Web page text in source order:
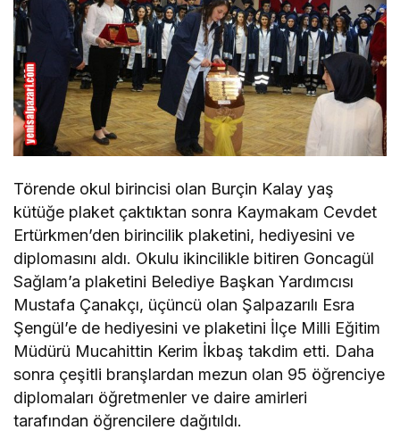
Törende okul birincisi olan Burçin Kalay yaş
kütüğe plaket çaktıktan sonra Kaymakam Cevdet
Ertürkmen’den birincilik plaketini, hediyesini ve
diplomasını aldı. Okulu ikincilikle bitiren Goncagül
Sağlam’a plaketini Belediye Başkan Yardımcısı
Mustafa Çanakçı, üçüncü olan Şalpazarılı Esra
Şengül’e de hediyesini ve plaketini İlçe Milli Eğitim
Müdürü Mucahittin Kerim İkbaş takdim etti. Daha
sonra çeşitli branşlardan mezun olan 95 öğrenciye
diplomaları öğretmenler ve daire amirleri
tarafından öğrencilere dağıtıldı.